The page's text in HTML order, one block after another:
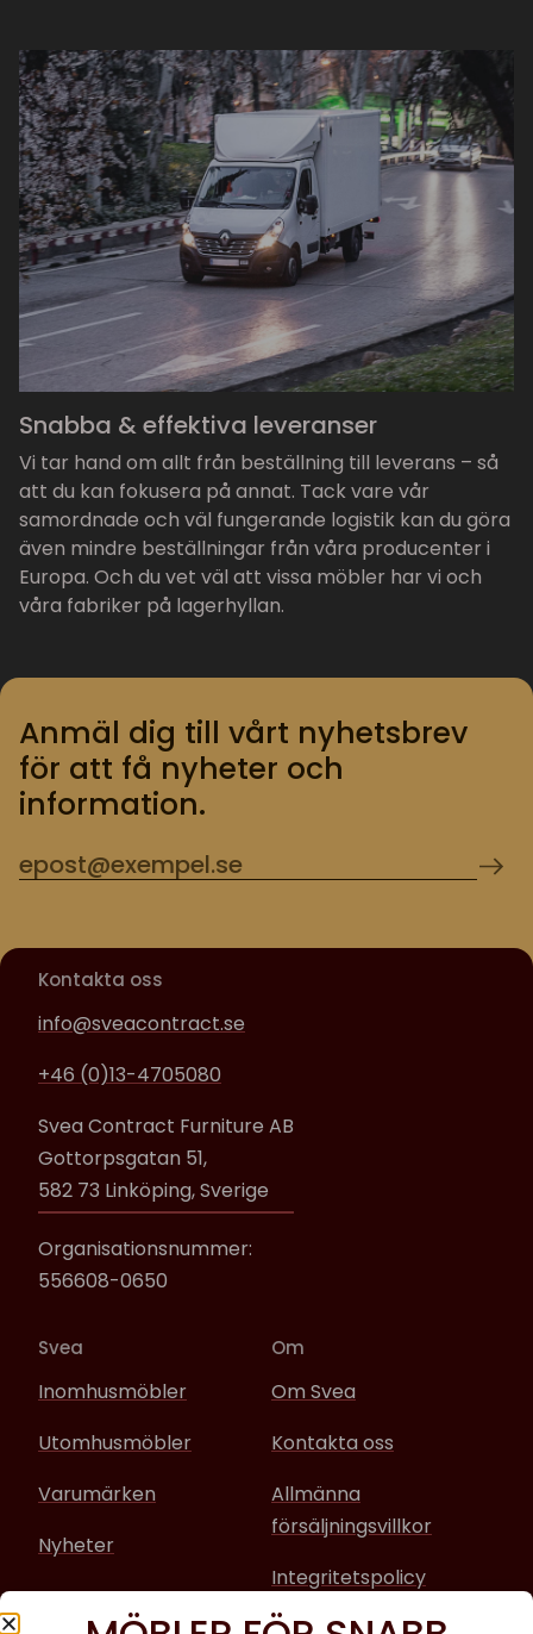
Snabba & effektiva leveranser
Vi tar hand om allt från beställning till leverans – så
att du kan fokusera på annat. Tack vare vår
samordnade och väl fungerande logistik kan du göra
även mindre beställningar från våra producenter i
Europa. Och du vet väl att vissa möbler har vi och
våra fabriker på lagerhyllan.
Anmäl dig till vårt nyhetsbrev
för att få nyheter och
information.
Kontakta oss
info@sveacontract.se
+46 (0)13-4705080
Svea Contract Furniture AB
Gottorpsgatan 51,
582 73 Linköping, Sverige
Organisationsnummer:
556608-0650
Svea
Inomhusmöbler
Utomhusmöbler
Varumärken
Nyheter
Om
Om Svea
Kontakta oss
Allmänna
försäljningsvillkor
Integritetspolicy